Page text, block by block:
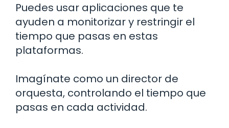
Puedes usar aplicaciones que te
ayuden a monitorizar y restringir el
tiempo que pasas en estas
plataformas.
Imagínate como un director de
orquesta, controlando el tiempo que
pasas en cada actividad.